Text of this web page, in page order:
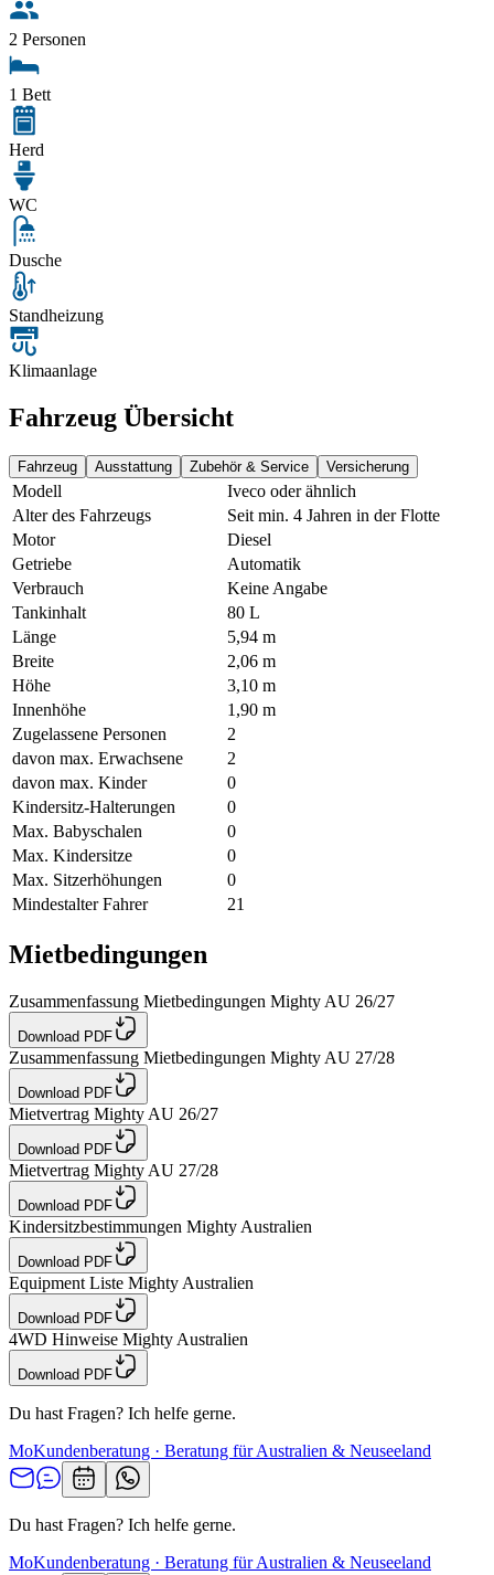
2 Personen
1 Bett
Herd
WC
Dusche
Standheizung
Klimaanlage
Fahrzeug Übersicht
Fahrzeug Ausstattung Zubehör & Service Versicherung
Modell
Iveco oder ähnlich
Alter des Fahrzeugs
Seit min. 4 Jahren in der Flotte
Motor
Diesel
Getriebe
Automatik
Verbrauch
Keine Angabe
Tankinhalt
80 L
Länge
5,94 m
Breite
2,06 m
Höhe
3,10 m
Innenhöhe
1,90 m
Zugelassene Personen
2
davon max. Erwachsene
2
davon max. Kinder
0
Kindersitz-Halterungen
0
Max. Babyschalen
0
Max. Kindersitze
0
Max. Sitzerhöhungen
0
Mindestalter Fahrer
21
Mietbedingungen
Zusammenfassung Mietbedingungen Mighty AU 26/27
Download PDF
Zusammenfassung Mietbedingungen Mighty AU 27/28
Download PDF
Mietvertrag Mighty AU 26/27
Download PDF
Mietvertrag Mighty AU 27/28
Download PDF
Kindersitzbestimmungen Mighty Australien
Download PDF
Equipment Liste Mighty Australien
Download PDF
4WD Hinweise Mighty Australien
Download PDF
Du hast Fragen? Ich helfe gerne.
MoKundenberatung · Beratung für Australien & Neuseeland
Du hast Fragen? Ich helfe gerne.
MoKundenberatung · Beratung für Australien & Neuseeland